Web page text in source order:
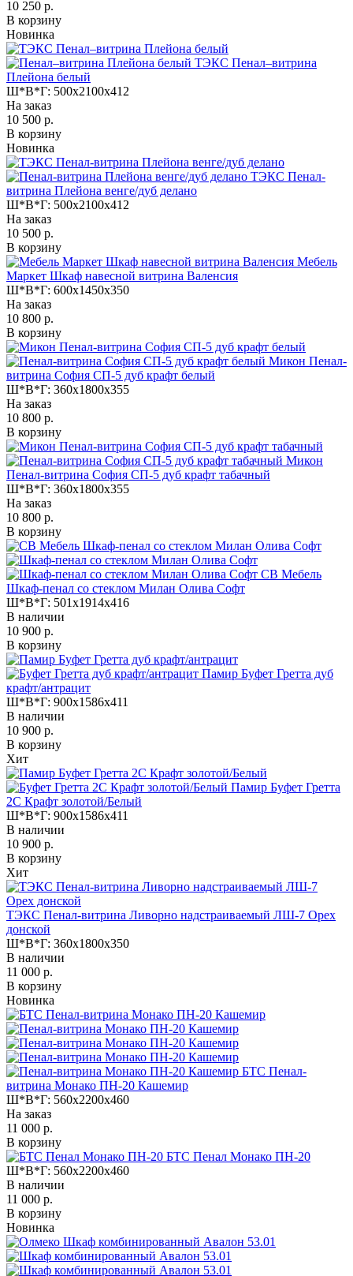
10 250 р.
В корзину
Новинка
ТЭКС Пенал–витрина
Плейона белый
Ш*В*Г: 500x2100x412
На заказ
10 500 р.
В корзину
Новинка
ТЭКС Пенал-
витрина Плейона венге/дуб делано
Ш*В*Г: 500x2100x412
На заказ
10 500 р.
В корзину
Мебель
Маркет Шкаф навесной витрина Валенсия
Ш*В*Г: 600x1450x350
На заказ
10 800 р.
В корзину
Микон Пенал-
витрина София СП-5 дуб крафт белый
Ш*В*Г: 360x1800x355
На заказ
10 800 р.
В корзину
Микон
Пенал-витрина София СП-5 дуб крафт табачный
Ш*В*Г: 360x1800x355
На заказ
10 800 р.
В корзину
СВ Мебель
Шкаф-пенал со стеклом Милан Олива Софт
Ш*В*Г: 501x1914x416
В наличии
10 900 р.
В корзину
Памир Буфет Гретта дуб
крафт/антрацит
Ш*В*Г: 900x1586x411
В наличии
10 900 р.
В корзину
Хит
Памир Буфет Гретта
2С Крафт золотой/Белый
Ш*В*Г: 900x1586x411
В наличии
10 900 р.
В корзину
Хит
ТЭКС Пенал-витрина Ливорно надстраиваемый ЛШ-7 Орех
донской
Ш*В*Г: 360x1800x350
В наличии
11 000 р.
В корзину
Новинка
БТС Пенал-
витрина Монако ПН-20 Кашемир
Ш*В*Г: 560x2200x460
На заказ
11 000 р.
В корзину
БТС Пенал Монако ПН-20
Ш*В*Г: 560x2200x460
В наличии
11 000 р.
В корзину
Новинка